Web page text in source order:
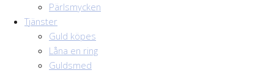
Pärlsmycken
Tjänster
Guld köpes
Låna en ring
Guldsmed